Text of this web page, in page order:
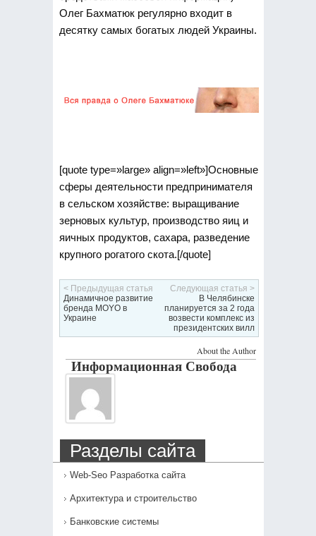
Олег Бахматюк регулярно входит в
десятку самых богатых людей Украины.
[quote type=»large» align=»left»]Основные
сферы деятельности предпринимателя
в сельском хозяйстве: выращивание
зерновых культур, производство яиц и
яичных продуктов, сахара, разведение
крупного рогатого скота.[/quote]
< Предыдущая статья
Динамичное развитие
бренда MOYO в
Украине
Следующая статья >
В Челябинске
планируется за 2 года
возвести комплекс из
президентских вилл
About the Author
Информационная Свобода
Разделы сайта
Web-Seo Разработка сайта
Архитектура и строительство
Банковские системы